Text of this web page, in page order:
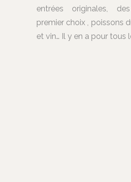
entrées originales,
premier choix , poissons
et vin… Il y en a pour tous